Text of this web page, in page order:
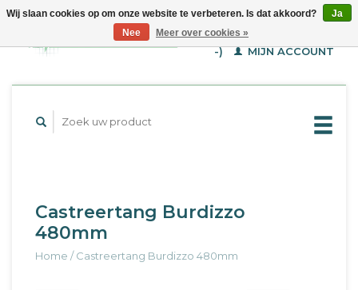
WINKELWAGEN (€--,-
-)
MIJN ACCOUNT
Castreertang Burdizzo
480mm
Home /Castreertang Burdizzo 480mm
Wij slaan cookies op om onze website te verbeteren. Is dat akkoord?
Ja
Nee
Meer over cookies »